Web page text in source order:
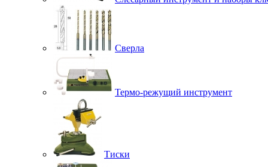
Сверла
Термо-режущий инструмент
Тиски